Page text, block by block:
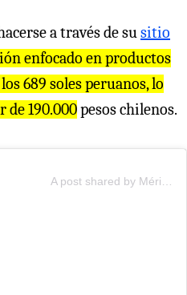
a través de su sitio
enfocado en productos
689 soles peruanos, lo
de 190.000pesos chilenos.